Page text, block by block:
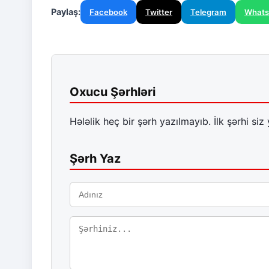
Paylaş: Facebook Twitter Telegram
Oxucu Şərhləri
Hələlik heç bir şərh yazılmayıb. İlk şərhi siz
Şərh Yaz